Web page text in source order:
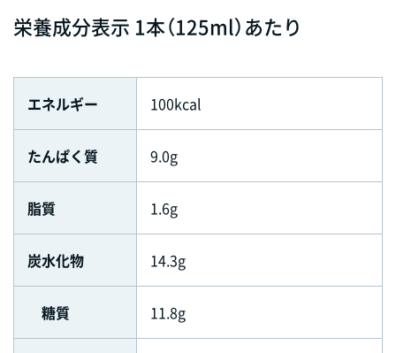
栄養成分表示 1本（125ml）あたり
エネルギー 100kcal
たんぱく質 9.0g
脂質 1.6g
炭水化物 14.3g
糖質 11.8g